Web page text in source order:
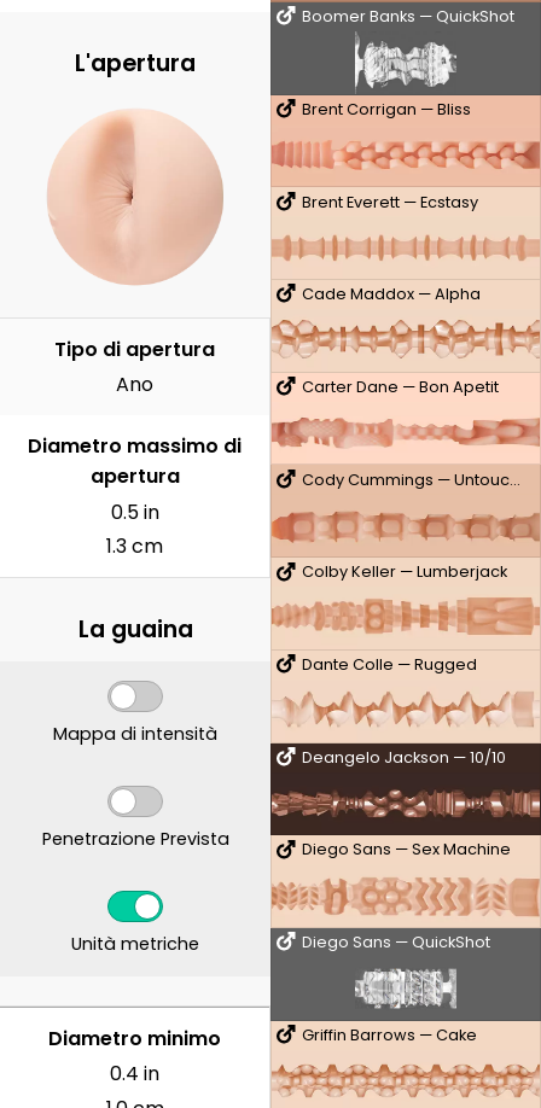
Boomer Banks — QuickShot
Brent Corrigan — Bliss
Brent Everett — Ecstasy
Cade Maddox — Alpha
Carter Dane — Bon Apetit
Cody Cummings — Untouched
Colby Keller — Lumberjack
Dante Colle — Rugged
Deangelo Jackson — 10/10
Diego Sans — Sex Machine
Diego Sans — QuickShot
Griffin Barrows — Cake
L'apertura
Tipo di apertura
Ano
Diametro massimo di
apertura
0.5 in
1.3 cm
La guaina
Mappa di intensità
Penetrazione Prevista
Unità metriche
Diametro minimo
0.4 in